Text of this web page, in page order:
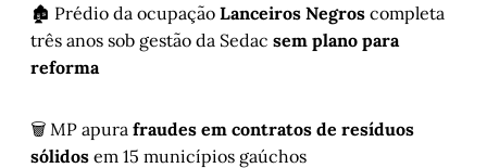
🏚️ Prédio da ocupação Lanceiros Negros completa
três anos sob gestão da Sedac sem plano para
reforma
🗑️ MP apura fraudes em contratos de resíduos
sólidos em 15 municípios gaúchos